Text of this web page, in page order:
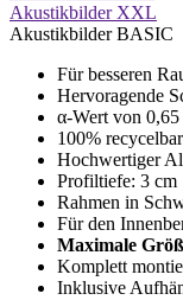
Akustikbilder XXL
Akustikbilder BASIC
Für besseren
Hervoragende
α-Wert von
100%
Hochwertiger
Profiltiefe: 3 cm
Rahmen in
Für den
Maximale
Komplett
Inklusive